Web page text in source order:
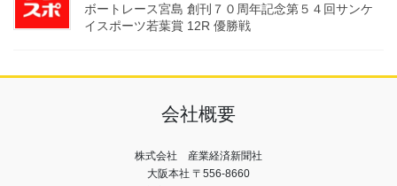
ボートレース宮島 創刊７０周年記念第５４回サンケ
イスポーツ若葉賞 12R 優勝戦
会社概要
株式会社 産業経済新聞社
大阪本社 〒556-8660